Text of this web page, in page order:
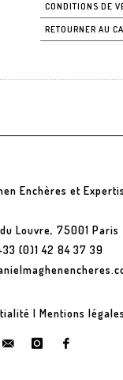
CONDITIONS DE
RETOURNER AU
Enchères et
Louvre, 75001 Paris
(0)1 42 84 37 39
| Mentions légales